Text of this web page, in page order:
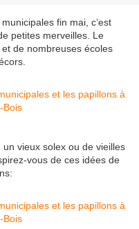
fin mai, c’est
petites merveilles. Le
de nombreuses écoles
vieux solex ou de vieilles
vous de ces idées de